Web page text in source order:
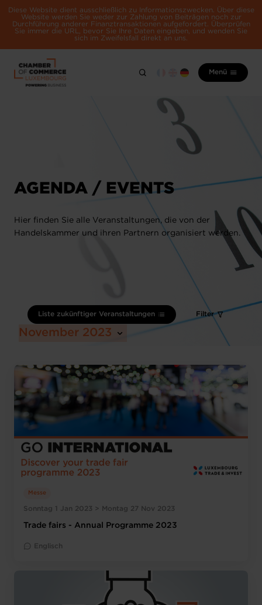
Diese Website dient ausschließlich zu Informationszwecken. Über diese
Website werden Sie weder zur Zahlung von Beiträgen noch zur
Durchführung anderer Finanztransaktionen aufgefordert. Überprüfen
Sie immer die URL, bevor Sie Ihre Daten eingeben, und wenden Sie
sich im Zweifelsfall direkt an uns.
Menü
AGENDA / EVENTS
Hier finden Sie alle Veranstaltungen, die von der
Handelskammer und ihren Partnern organisiert werden.
November 2023
Liste zukünftiger Veranstaltungen Filter
Sonntag 1 Jan 2023 > Montag 27 Nov 2023
Messe
Trade fairs - Annual Programme 2023
Englisch